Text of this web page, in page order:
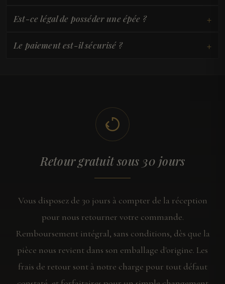
Est-ce légal de posséder une épée ? +
Le paiement est-il sécurisé ? +
Retour gratuit sous 30 jours
Vous disposez de 30 jours à compter de la réception
pour nous retourner votre commande.
Remboursement intégral, sans conditions, dès que la
pièce nous revient dans son emballage d'origine. Les
frais de retour sont à notre charge pour tout défaut